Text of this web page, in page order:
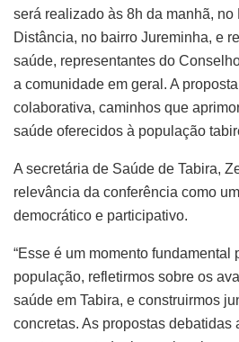
será realizado às 8h da manhã,
Distância, no bairro Jureminha, e
saúde, representantes do
a comunidade em geral. A
colaborativa, caminhos que
saúde oferecidos à população
A secretária de Saúde de Tabira,
relevância da conferência como
democrático e participativo.
“Esse é um momento fundamental
população, refletirmos sobre os
saúde em Tabira, e construirmos
concretas. As propostas debatidas